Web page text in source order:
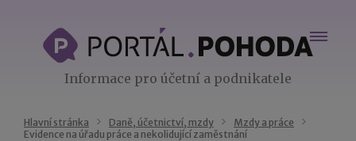
Informace pro účetní a podnikatele
Hlavní stránka Daně, účetnictví, mzdy
Mzdy a práce
Evidence na úřadu práce a nekolidující zaměstnání